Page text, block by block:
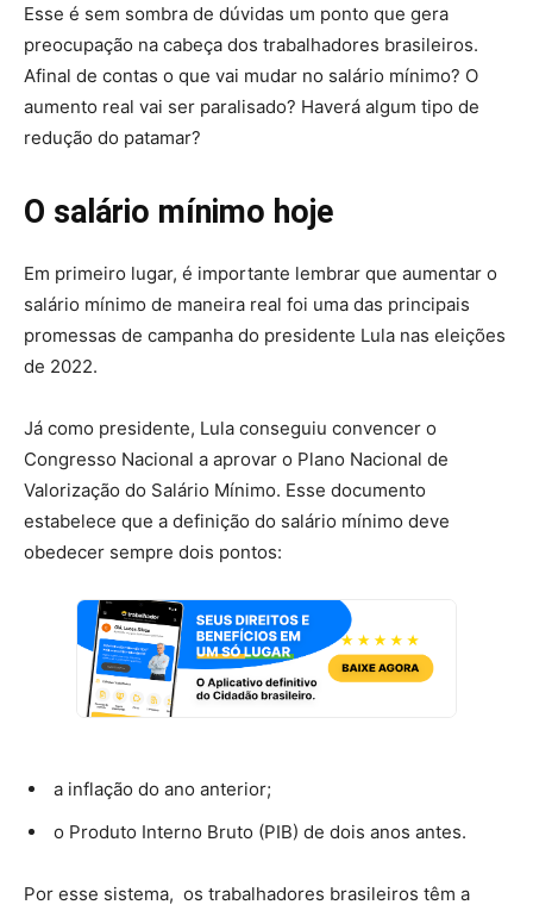
Esse é sem sombra de dúvidas um ponto que gera
preocupação na cabeça dos trabalhadores brasileiros.
Afinal de contas o que vai mudar no salário mínimo? O
aumento real vai ser paralisado? Haverá algum tipo de
redução do patamar?
O salário mínimo hoje
Em primeiro lugar, é importante lembrar que aumentar o
salário mínimo de maneira real foi uma das principais
promessas de campanha do presidente Lula nas eleições
de 2022.
Já como presidente, Lula conseguiu convencer o
Congresso Nacional a aprovar o Plano Nacional de
Valorização do Salário Mínimo. Esse documento
estabelece que a definição do salário mínimo deve
obedecer sempre dois pontos:
a inflação do ano anterior;
o Produto Interno Bruto (PIB) de dois anos antes.
Por esse sistema, os trabalhadores brasileiros têm a